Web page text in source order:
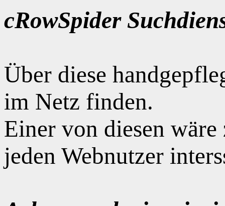
cRowSpider
Über diese
im Netz finden.
Einer von diesen
jeden Webnutzer